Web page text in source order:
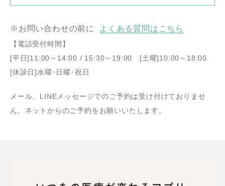
※お問い合わせの前に よくある質問はこちら
【電話受付時間】
[平日]11:00～14:00 / 15:30～19:00 [土曜]10:00～18:00
[休診日]水曜･日曜･祝日
メール、LINEメッセージでのご予約は受け付けておりませ
ん。ネットからのご予約をお願いいたします。